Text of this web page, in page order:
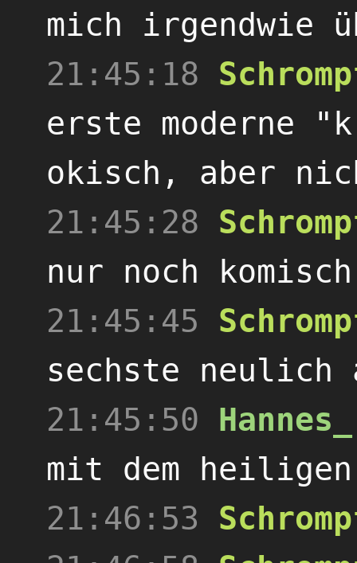
mich irgendwie
21:45:18
erste moderne
okisch, aber
21:45:28
nur noch komisch
21:45:45
sechste
21:45:50
Hannes_
mit dem heiligen
21:46:53